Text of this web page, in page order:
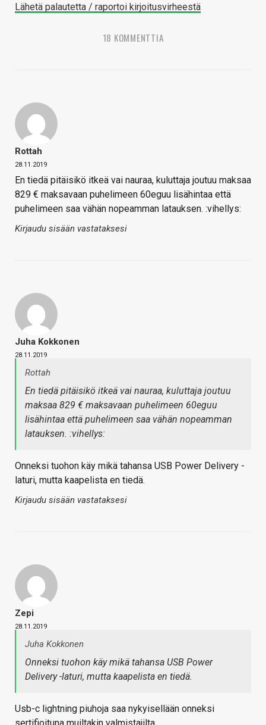
Lähetä palautetta / raportoi kirjoitusvirheestä
18 KOMMENTTIA
Rottah
28.11.2019
En tiedä pitäisikö itkeä vai nauraa, kuluttaja joutuu maksaa
829 € maksavaan puhelimeen 60eguu lisähintaa että
puhelimeen saa vähän nopeamman latauksen. :vihellys:
Kirjaudu sisään vastataksesi
Juha Kokkonen
28.11.2019
Rottah
En tiedä pitäisikö itkeä vai nauraa, kuluttaja joutuu
maksaa 829 € maksavaan puhelimeen 60eguu
lisähintaa että puhelimeen saa vähän nopeamman
latauksen. :vihellys:
Onneksi tuohon käy mikä tahansa USB Power Delivery -
laturi, mutta kaapelista en tiedä.
Kirjaudu sisään vastataksesi
Zepi
28.11.2019
Juha Kokkonen
Onneksi tuohon käy mikä tahansa USB Power
Delivery -laturi, mutta kaapelista en tiedä.
Usb-c lightning piuhoja saa nykyisellään onneksi